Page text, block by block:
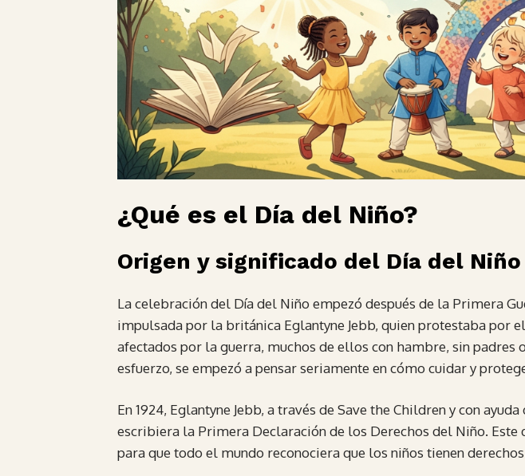
¿Qué es el Día del Niño?
Origen y significado del Día del Niño
La celebración del Día del Niño empezó después de la Primera
impulsada por la británica Eglantyne Jebb, quien protestaba por
afectados por la guerra, muchos de ellos con hambre, sin padres
esfuerzo, se empezó a pensar seriamente en cómo cuidar y
En 1924, Eglantyne Jebb, a través de Save the Children y con
escribiera la Primera Declaración de los Derechos del Niño. Este
para que todo el mundo reconociera que los niños tienen